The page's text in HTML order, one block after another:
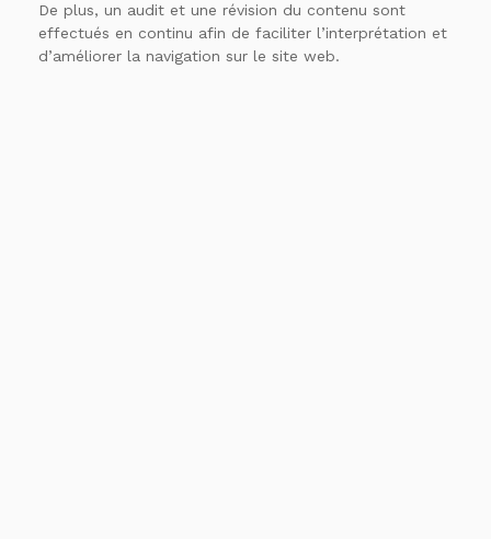
De plus, un audit et une révision du contenu sont
effectués en continu afin de faciliter l’interprétation et
d’améliorer la navigation sur le site web.